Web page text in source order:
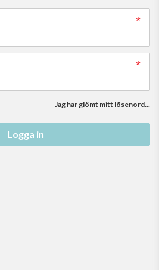
Jag har glömt mitt lösenord...
Logga in